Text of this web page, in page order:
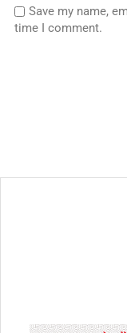
Save my name,
time I comment.